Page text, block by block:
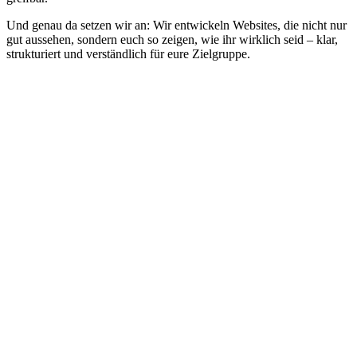
Und genau da setzen wir an: Wir entwickeln Websites, die nicht nur
gut aussehen, sondern euch so zeigen, wie ihr wirklich seid – klar,
strukturiert und verständlich für eure Zielgruppe.